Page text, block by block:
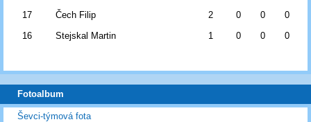
17
Čech Filip 2 0 0
0
16
Stejskal Martin 1 0 0 0
Fotoalbum
Ševci-týmová fota